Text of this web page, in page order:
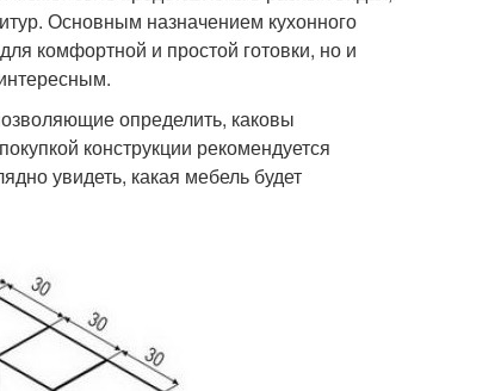
Основным назначением кухонного
комфортной и простой готовки, но и
определить, каковы
конструкции рекомендуется
увидеть, какая мебель будет